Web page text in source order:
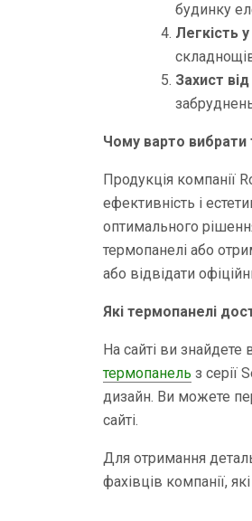
будинку
Легкість
Захист
Чому варто
Продукція компанії
ефективність і
оптимального
термопанелі або
або відвідати
Які термопанелі
На сайті ви
термопанель з серії
дизайн. Ви можете
сайті.
Для отримання
фахівців компанії,